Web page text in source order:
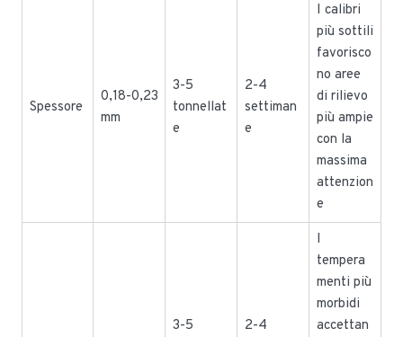
Spessore
0,18-0,23
mm
3-5
tonnellat
e
2-4
settiman
e
I calibri
più sottili
favorisco
no aree
di rilievo
più ampie
con la
massima
attenzion
e
3-5
2-4
I
tempera
menti più
morbidi
accettan